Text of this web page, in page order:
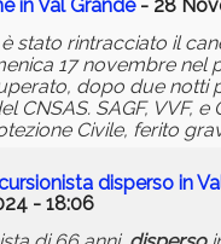
in Val Grande- 28
stato rintracciato il
17 novembre nel
dopo due notti
CNSAS. SAGF, VVF, e
Civile, ferito
disperso in
- 18:06